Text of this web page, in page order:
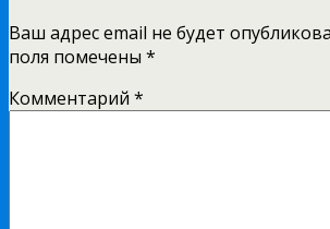
Ваш адрес email не будет
поля помечены *
Комментарий *